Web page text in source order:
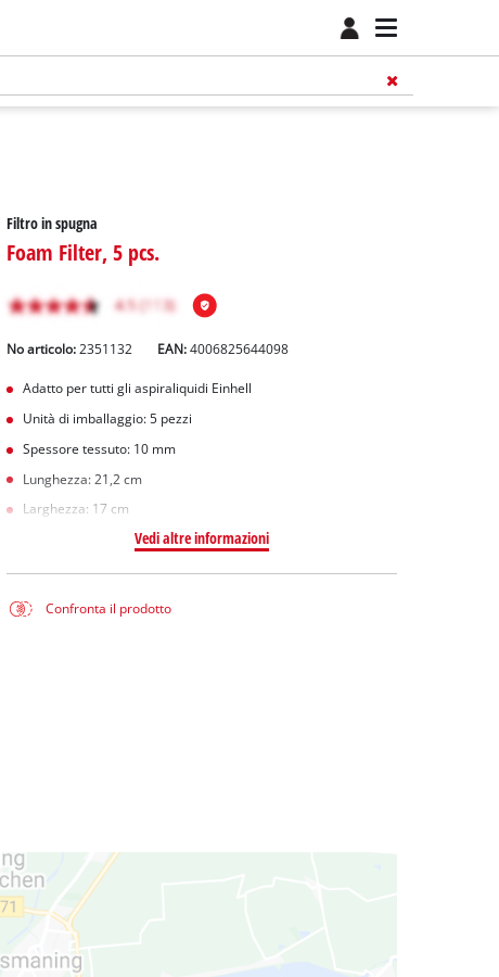
Filtro in spugna
Foam Filter, 5 pcs.
No articolo: 2351132 EAN:4006825644098
Adatto per tutti gli aspiraliquidi Einhell
Unità di imballaggio: 5 pezzi
Spessore tessuto: 10 mm
Lunghezza: 21,2 cm
Larghezza: 17 cm
Vedi altre informazioni
Confronta il prodotto